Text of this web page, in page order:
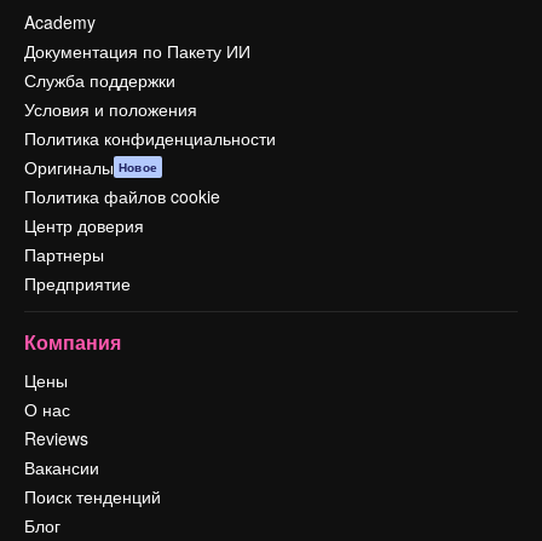
Academy
Документация по Пакету ИИ
Служба поддержки
Условия и положения
Политика конфиденциальности
Оригиналы Новое
Политика файлов cookie
Центр доверия
Партнеры
Предприятие
Компания
Цены
О нас
Reviews
Вакансии
Поиск тенденций
Блог